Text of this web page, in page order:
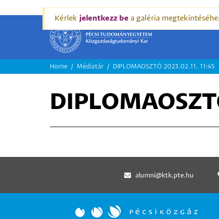
MORZSA
Home Médiatár DIPLOMAOSZTÓ 2023.02.11. 11:45
Kérlek jelentkezz be a galéria
alumni@ktk.pte.hu